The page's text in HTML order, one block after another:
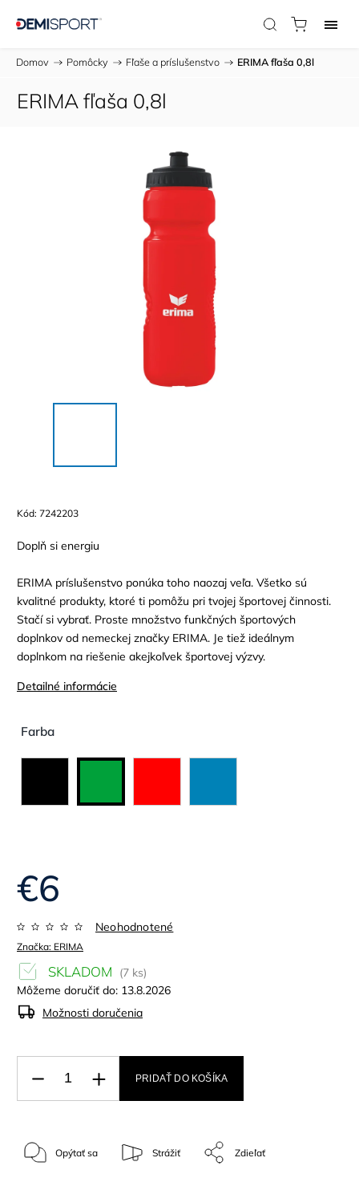
Domov / Pomôcky / Fľaše a príslušenstvo / ERIMA fľaša 0,8l
ERIMA fľaša 0,8l
Kód: 7242203
Doplň si energiu
ERIMA príslušenstvo ponúka toho naozaj veľa. Všetko sú
kvalitné produkty, ktoré ti pomôžu pri tvojej športovej činnosti.
Stačí si vybrať. Proste množstvo funkčných športových
doplnkov od nemeckej značky ERIMA. Je tiež ideálnym
doplnkom na riešenie akejkoľvek športovej výzvy.
Detailné informácie
Farba
Značka: ERIMA
Neohodnotené
€6
SKLADOM
(7 ks)
Môžeme doručiť do: 13.8.2026
Možnosti doručenia
PRIDAŤ DO KOŠÍKA
Opýtať sa Strážiť Zdieľať